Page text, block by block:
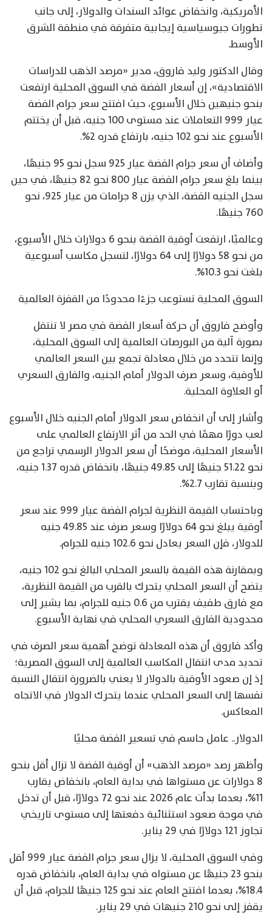
الأمريكية، وانخفاض عوائد السندات والدولار، إلى جانب
تطورات جيوسياسية إيجابية متفرقة في منطقة الشرق
الأوسط.
وقال الدكتور وليد فاروق، مدير «مرصد الذهب للدراسات
الاقتصادية»، إن أسعار الفضة في السوق المحلية ارتفعت
بنحو جنيهين خلال الأسبوع، حيث افتتح سعر جرام الفضة
عيار 999 التعاملات عند مستوى 100 جنيه، قبل أن يختتم
الأسبوع عند نحو 102 جنيه، بارتفاع قدره 2%.
وأضاف أن سعر جرام الفضة عيار 925 سجل نحو 95 جنيهًا،
بينما بلغ سعر جرام الفضة عيار 800 نحو 82 جنيهًا، في حين
سجل الجنيه الفضة، الذي يزن 8 جرامات من عيار 925، نحو
760 جنيهًا.
وعالميًا، ارتفعت أوقية الفضة بنحو 6 دولارات خلال الأسبوع،
من نحو 58 دولارًا إلى 64 دولارًا، لتسجل مكاسب أسبوعية
بلغت نحو 10.3%.
السوق المحلية تستوعب جزءًا محدودًا من القفزة العالمية
وأوضح فاروق أن حركة أسعار الفضة في مصر لا تنتقل
بصورة آلية من البورصات العالمية إلى السوق المحلية،
وإنما تتحدد من خلال معادلة تجمع بين السعر العالمي
للأوقية، وسعر صرف الدولار أمام الجنيه، والفارق السعري
أو العلاوة المحلية.
وأشار إلى أن انخفاض سعر الدولار أمام الجنيه خلال الأسبوع
لعب دورًا مهمًا في الحد من أثر الارتفاع العالمي على
الأسعار المحلية، موضحًا أن سعر الدولار الرسمي تراجع من
نحو 51.22 جنيهًا إلى 49.85 جنيهًا، بانخفاض قدره 1.37 جنيه،
وبنسبة تقارب 2.7%.
وباحتساب القيمة النظرية لجرام الفضة عيار 999 عند سعر
أوقية يبلغ نحو 64 دولارًا وسعر صرف عند 49.85 جنيه
للدولار، فإن السعر يعادل نحو 102.6 جنيه للجرام.
وبمقارنة هذه القيمة بالسعر المحلي البالغ نحو 102 جنيه،
يتضح أن السعر المحلي يتحرك بالقرب من القيمة النظرية،
مع فارق طفيف يقترب من 0.6 جنيه للجرام، بما يشير إلى
محدودية الفارق السعري المحلي في نهاية الأسبوع.
وأكد فاروق أن هذه المعادلة توضح أهمية سعر الصرف في
تحديد مدى انتقال المكاسب العالمية إلى السوق المصرية؛
إذ إن صعود الأوقية بالدولار لا يعني بالضرورة انتقال النسبة
نفسها إلى السعر المحلي عندما يتحرك الدولار في الاتجاه
المعاكس.
الدولار.. عامل حاسم في تسعير الفضة محليًا
وأظهر رصد «مرصد الذهب» أن أوقية الفضة لا تزال أقل بنحو
8 دولارات عن مستواها في بداية العام، بانخفاض يقارب
11%، بعدما بدأت عام 2026 عند نحو 72 دولارًا، قبل أن تدخل
في موجة صعود استثنائية دفعتها إلى مستوى تاريخي
تجاوز 121 دولارًا في 29 يناير.
وفي السوق المحلية، لا يزال سعر جرام الفضة عيار 999 أقل
بنحو 23 جنيهًا عن مستواه في بداية العام، بانخفاض قدره
18.4%، بعدما افتتح العام عند نحو 125 جنيهًا للجرام، قبل أن
يقفز إلى نحو 210 جنيهات في 29 يناير.